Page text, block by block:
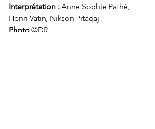
Interprétation : Anne Sophie Pathé,
Henri Vatin, Nikson Pitaqaj
Photo ©DR